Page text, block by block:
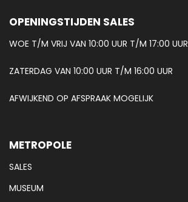
OPENINGSTIJDEN SALES
WOE T/M VRIJ VAN 10:00 UUR T/M 17:00 UUR
ZATERDAG VAN 10:00 UUR T/M 16:00 UUR
AFWIJKEND OP AFSPRAAK MOGELIJK
METROPOLE
SALES
MUSEUM